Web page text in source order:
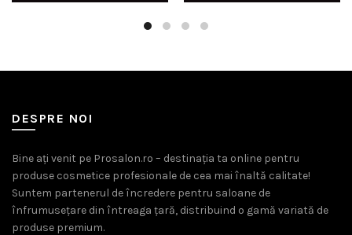
DESPRE NOI
Bine ați venit pe Prosalon.ro – destinația ta online pentru
produse cosmetice profesionale de cea mai înaltă calitate!
Suntem partenerul de încredere pentru saloane de
înfrumusețare din întreaga țară, distribuind o gamă variată de
produse premium.